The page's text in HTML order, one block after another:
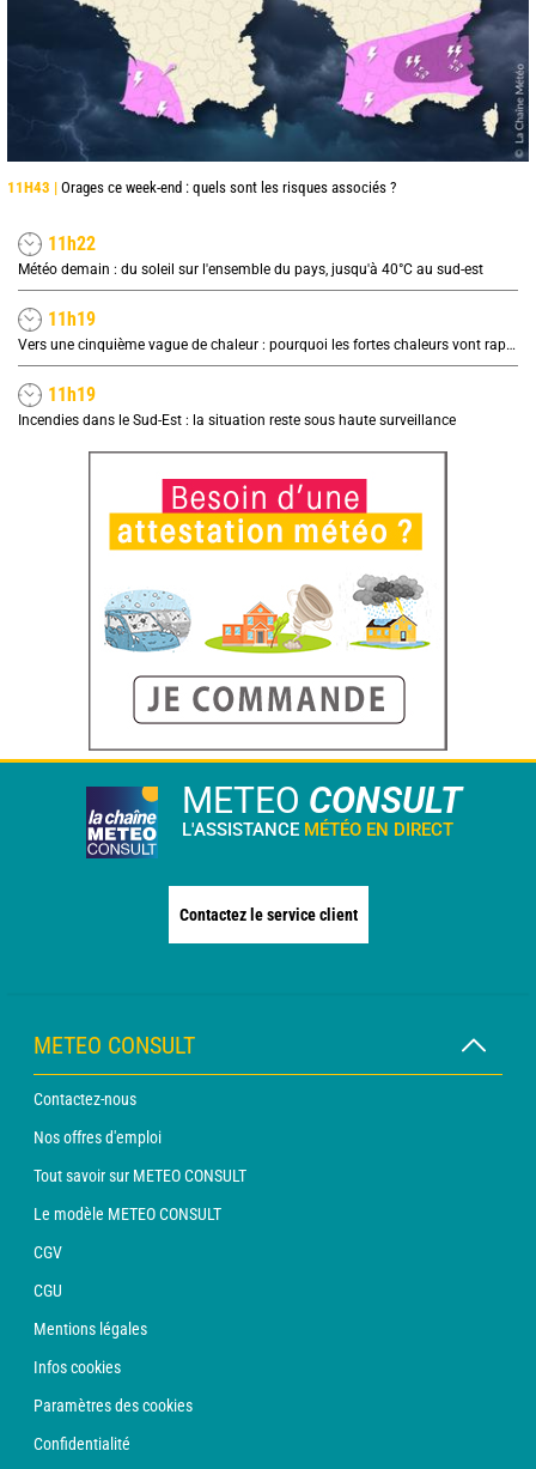
11H43 | Orages ce week-end : quels sont les risques associés ?
11h22
Météo demain : du soleil sur l'ensemble du pays, jusqu'à 40°C au sud-est
11h19
Vers une cinquième vague de chaleur : pourquoi les fortes chaleurs vont rapidement revenir en France
11h19
Incendies dans le Sud-Est : la situation reste sous haute surveillance
METEO CONSULT
L'ASSISTANCE MÉTÉO EN DIRECT
Contactez le service client
METEO CONSULT
Contactez-nous
Nos offres d'emploi
Tout savoir sur METEO CONSULT
Le modèle METEO CONSULT
CGV
CGU
Mentions légales
Infos cookies
Paramètres des cookies
Confidentialité